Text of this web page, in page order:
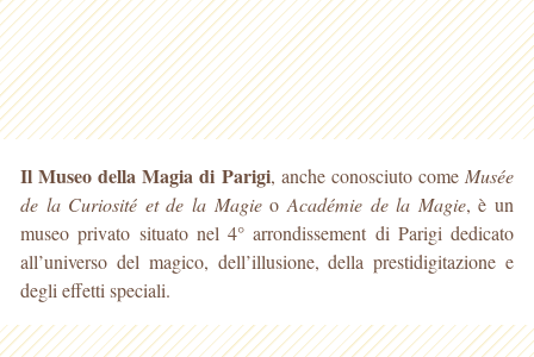
Il Museo della Magia di Parigi, anche conosciuto come Musée
de la Curiosité et de la Magieo Académie de la Magie, è un
museo privato situato nel 4° arrondissement di Parigi dedicato
all’universo del magico, dell’illusione, della prestidigitazione e
degli effetti speciali.